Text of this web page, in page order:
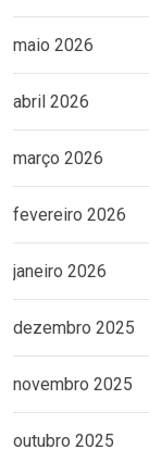
maio 2026
abril 2026
março 2026
fevereiro 2026
janeiro 2026
dezembro 2025
novembro 2025
outubro 2025